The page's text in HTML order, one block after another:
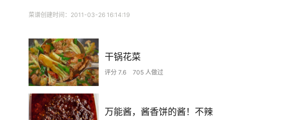
菜谱创建时间：2011-03-26 16:14:19
干锅花菜
评分 7.6 705 人做过
万能酱，酱香饼的酱！不辣